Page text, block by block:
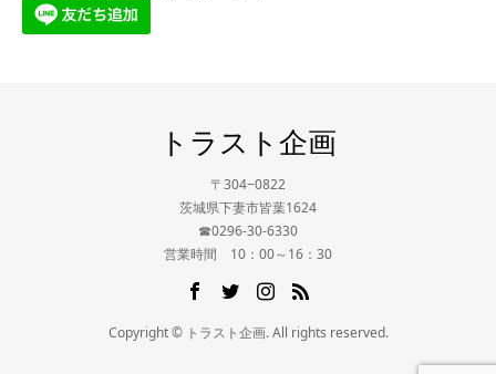
トラスト企画
〒304−0822
茨城県下妻市皆葉1624
☎0296-30-6330
営業時間 10：00～16：30
Copyright © トラスト企画. All rights reserved.